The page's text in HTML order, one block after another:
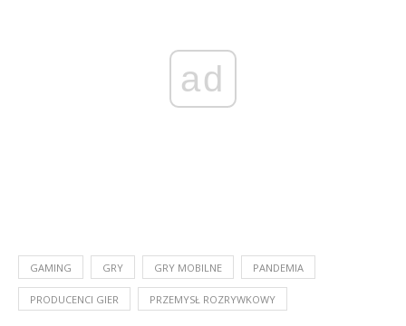
ad
GAMING GRY GRY MOBILNE PANDEMIA
PRODUCENCI GIER PRZEMYSŁ ROZRYWKOWY